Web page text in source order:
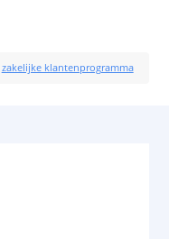
zakelijke klantenprogramma